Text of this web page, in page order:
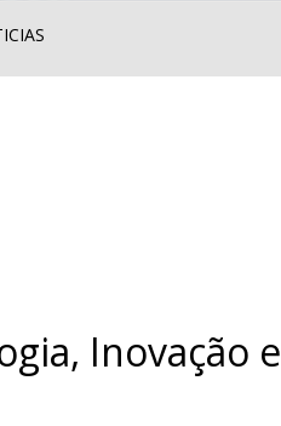
Inovação e